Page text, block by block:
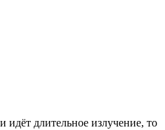
идёт длительное излучение, то